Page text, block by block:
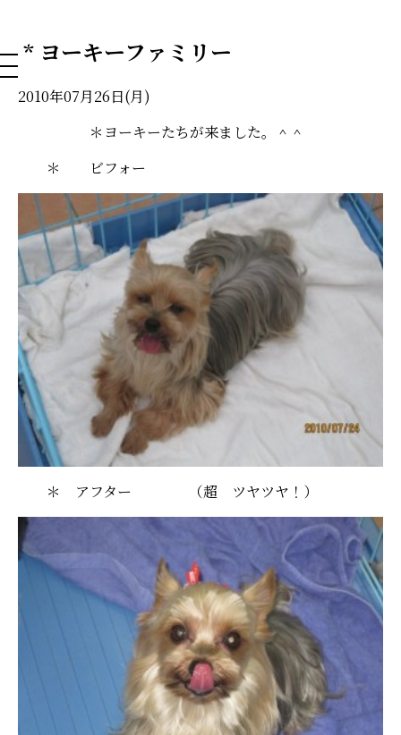
* ヨーキーファミリー
2010年07月26日(月)
＊ヨーキーたちが来ました。＾＾
＊ ビフォー
＊ アフター （超 ツヤツヤ！）